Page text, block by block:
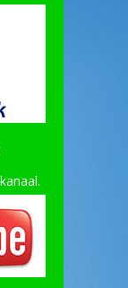
kanaal.